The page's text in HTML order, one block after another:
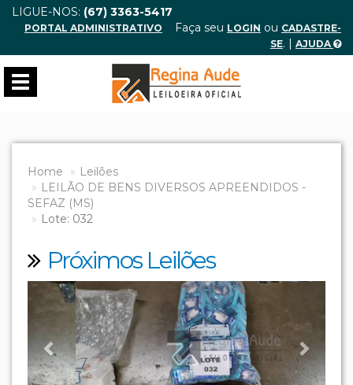
LIGUE-NOS: (67) 3363-5417
PORTAL ADMINISTRATIVO Faça seu LOGIN ou CADASTRE-
SE. | AJUDA
Toggle
navigation
Home
Leilões
LEILÃO DE BENS DIVERSOS APREENDIDOS -
SEFAZ (MS)
Lote: 032
Próximos Leilões
Previous